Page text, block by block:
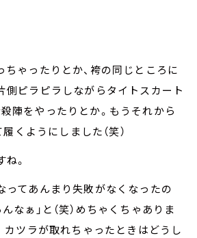
ちゃったりとか、袴の同じところに
側ピラピラしながらタイトスカート
陣をやったりとか。もうそれから
履くようにしました（笑）
ね。
ってあんまり失敗がなくなったの
なぁ」と（笑）めちゃくちゃありま
カツラが取れちゃったときはどうし